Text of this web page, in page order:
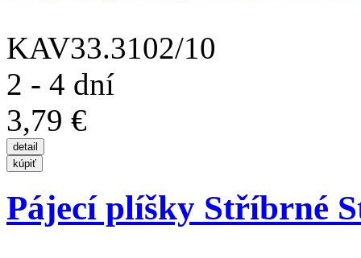
KAV33.3102/10
2 - 4 dní
3,79 €
Pájecí plíšky Stříbrné